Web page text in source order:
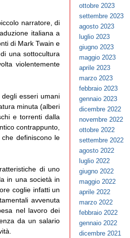
narratore, di
italiana a
di Mark Twain e
una sottocultura
violentemente
esseri umani
minuta (alberi
e torrenti dalla
contrappunto,
definiscono le
di uno
in una società in
coglie infatti un
avvenuta
nel lavoro dei
da un salario
ottobre 2023
settembre 2023
agosto 2023
luglio 2023
giugno 2023
maggio 2023
aprile 2023
marzo 2023
febbraio 2023
gennaio 2023
dicembre 2022
novembre 2022
ottobre 2022
settembre 2022
agosto 2022
luglio 2022
giugno 2022
maggio 2022
aprile 2022
marzo 2022
febbraio 2022
gennaio 2022
dicembre 2021